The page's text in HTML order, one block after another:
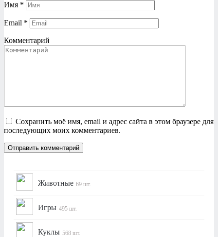
Имя *
Email *
Комментарий
Сохранить моё имя, email и адрес сайта в этом браузере для
последующих моих комментариев.
Животные 69 шт.
Игры 495 шт.
Куклы 568 шт.